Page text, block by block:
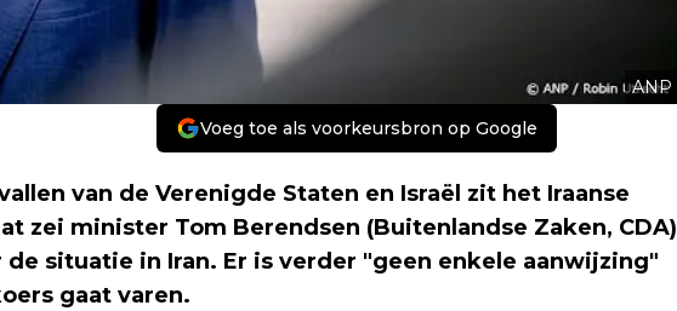
ANP
Voeg toe als voorkeursbron op Google
van de Verenigde Staten en Israël zit het Iraanse
zei minister Tom Berendsen (Buitenlandse Zaken, CDA)
situatie in Iran. Er is verder "geen enkele aanwijzing"
gaat varen.